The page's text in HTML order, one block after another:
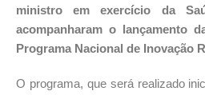
ministro em exercício da
acompanharam o lançamento
Programa Nacional de Inovação
O programa, que será realizado